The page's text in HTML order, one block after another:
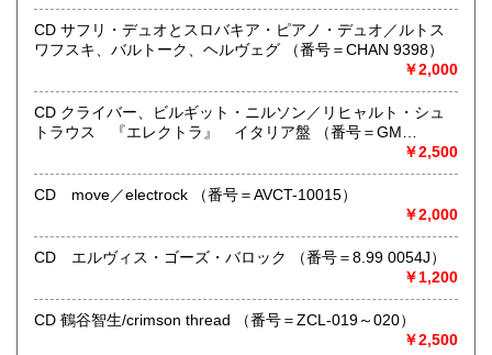
ルの向かい 小田急バス太子堂停留所前
営業時間：平日=10:00〜19:00 日曜・祭日=12:00～18:00
書籍の買取について
古物商として書籍以外の品々も買取りしています。
お気軽にご相談下さい。
取り扱い分野
社会科学、美術工芸、趣味、外国書、サブカルチャー、古書
アナログ・レコードやCDなどの音楽・音声・映像メディア
CD サフリ・デュオとスロバキア・ピアノ・デュオ／ルトス
ワフスキ、バルトーク、ヘルヴェグ （番号＝CHAN 9398）
￥2,000
CD クライバー、ビルギット・ニルソン／リヒャルト・シュ
トラウス 『エレクトラ』 イタリア盤 （番号＝GM
￥2,500
CD move／electrock （番号＝AVCT-10015）
￥2,000
CD エルヴィス・ゴーズ・バロック （番号＝8.99 0054J）
￥1,200
CD 鶴谷智生/crimson thread （番号＝ZCL-019～020）
￥2,500